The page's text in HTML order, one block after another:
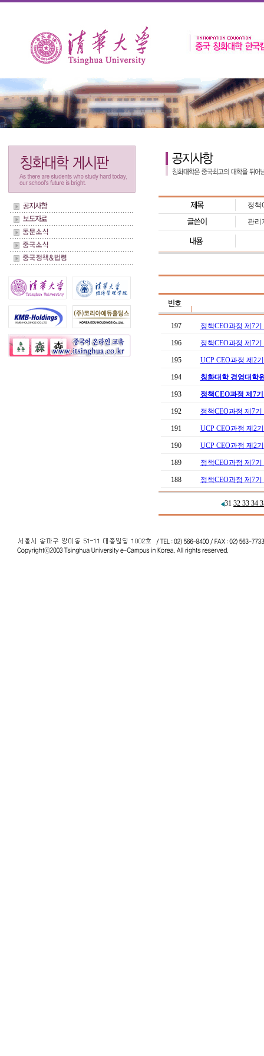
정책
관리
197 정책CEO과정 제7
196 정책CEO과정 제7
195 UCP CEO과정 제2
194 칭화대학 경영대학
193 정책CEO과정 제7
192 정책CEO과정 제7
191 UCP CEO과정 제2
190 UCP CEO과정 제2
189 정책CEO과정 제7
188 정책CEO과정 제7
31 32 33 34